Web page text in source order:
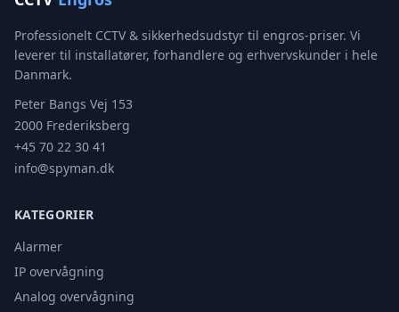
Professionelt CCTV & sikkerhedsudstyr til engros-priser. Vi
leverer til installatører, forhandlere og erhvervskunder i hele
Danmark.
Peter Bangs Vej 153
2000 Frederiksberg
+45 70 22 30 41
info@spyman.dk
KATEGORIER
Alarmer
IP overvågning
Analog overvågning